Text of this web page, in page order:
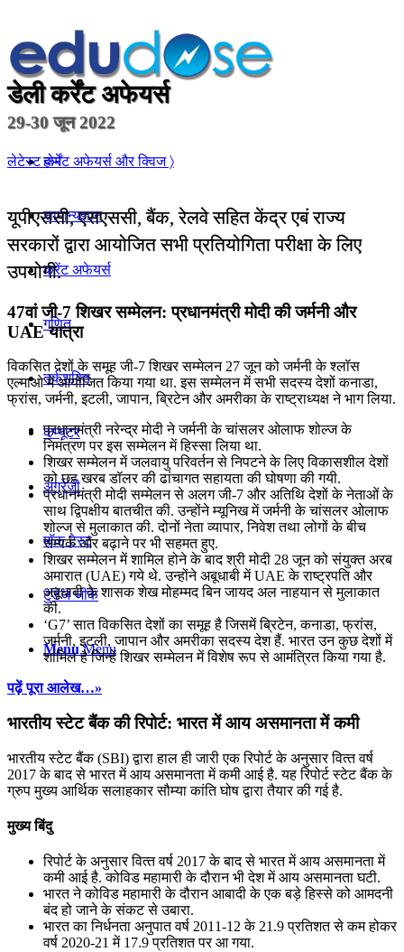
होम
सामान्यज्ञान
करेंट अफेयर्स
गणित
तर्कशक्ति
कंप्यूटर
अंग्रेजी
मॉक टेस्ट
टुडेज जीके
Menu Menu
डेली कर्रेंट अफेयर्स
29-30 जून 2022
लेटेस्ट कर्रेंट अफेयर्स और क्विज 〉
यूपीएससी, एसएससी, बैंक, रेलवे सहित केंद्र एबं राज्य
सरकारों द्वारा आयोजित सभी प्रतियोगिता परीक्षा के लिए
उपयोगी.
47वां जी-7 शिखर सम्‍मेलन: प्रधानमंत्री मोदी की जर्मनी और
UAE यात्रा
विकसित देशों के समूह जी-7 शिखर सम्मेलन 27 जून को जर्मनी के श्लॉस
एल्‍माओ में आयोजित किया गया था. इस सम्मेलन में सभी सदस्य देशों कनाडा,
फ्रांस, जर्मनी, इटली, जापान, ब्रिटेन और अमरीका के राष्ट्राध्यक्ष ने भाग लिया.
प्रधानमंत्री नरेन्‍द्र मोदी ने जर्मनी के चांसलर ओलाफ शोल्‍ज के
निमंत्रण पर इस सम्मेलन में हिस्सा लिया था.
शिखर सम्‍मेलन में जलवायु परिवर्तन से निपटने के लिए विकासशील देशों
को छह खरब डॉलर की ढांचागत सहायता की घोषणा की गयी.
प्रधानमंत्री मोदी सम्‍मेलन से अलग जी-7 और अतिथि देशों के नेताओं के
साथ द्विपक्षीय बातचीत की. उन्होंने म्‍यूनिख में जर्मनी के चांसलर ओलाफ
शोल्‍ज से मुलाकात की. दोनों नेता व्‍यापार, निवेश तथा लोगों के बीच
सम्‍पर्क और बढ़ाने पर भी सहमत हुए.
शिखर सम्‍मेलन में शामिल होने के बाद श्री मोदी 28 जून को संयुक्‍त अरब
अमारात (UAE) गये थे. उन्होंने अबूधाबी में UAE के राष्‍ट्रपति और
अबूधाबी के शासक शेख मोहम्‍मद बिन जायद अल नाहयान से मुलाकात
की.
‘G7’ सात विकसित देशों का समूह है जिसमें ब्रिटेन, कनाडा, फ्रांस,
जर्मनी, इटली, जापान और अमरीका सदस्य देश हैं. भारत उन कुछ देशों में
शामिल है जिन्‍हें शिखर सम्‍मेलन में विशेष रूप से आमंत्रित किया गया है.
पढ़ें पूरा आलेख…»
भारतीय स्‍टेट बैंक की रिपोर्ट: भारत में आय असमानता में कमी
भारतीय स्‍टेट बैंक (SBI) द्वारा हाल ही जारी एक रिपोर्ट के अनुसार वित्‍त वर्ष
2017 के बाद से भारत में आय असमानता में कमी आई है. यह रिपोर्ट स्‍टेट बैंक के
ग्रुप मुख्‍य आर्थिक सलाहकार सौम्‍या कांति घोष द्वारा तैयार की गई है.
मुख्य बिंदु
रिपोर्ट के अनुसार वित्‍त वर्ष 2017 के बाद से भारत में आय असमानता में
कमी आई है. कोविड महामारी के दौरान भी देश में आय असमानता घटी.
भारत ने कोविड महामारी के दौरान आबादी के एक बड़े हिस्‍से को आमदनी
बंद हो जाने के संकट से उबारा.
भारत का निर्धनता अनुपात वर्ष 2011-12 के 21.9 प्रतिशत से कम होकर
वर्ष 2020-21 में 17.9 प्रतिशत पर आ गया.